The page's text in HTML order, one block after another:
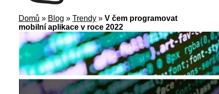
Domů » Blog » Trendy » V čem programovat
mobilní aplikace v roce 2022